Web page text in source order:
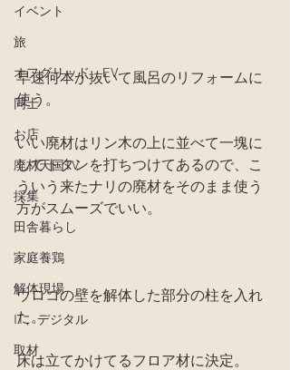
イベント
旅
オフグリッド、EV
同士
お店
廃材天国TV
採集
田舎暮らし
家庭養鶏
解体現場
IT、デジタル
取材
早速何本か抜いて風呂のリフォームに
使う。
いい廃材はリン木の上に並べて一塊に
してトタンを打ちつけてあるので、こ
ういう来たナリの廃材をそのまま使う
方がスムーズでいい。
ウロコの壁を解体した部分の柱を入れ
た。
床は立てかけてるフロア材に決定。